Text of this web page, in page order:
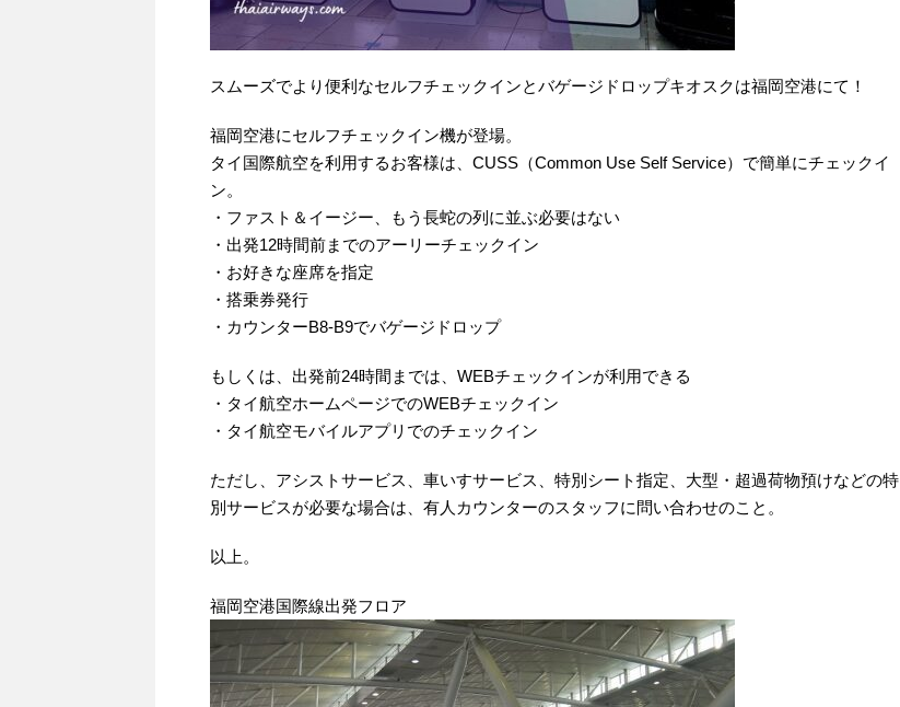
スムーズでより便利なセルフチェックインとバゲージドロップキオスクは福岡空港にて！
福岡空港にセルフチェックイン機が登場。
タイ国際航空を利用するお客様は、CUSS（Common Use Self Service）で簡単にチェックイ
ン。
・ファスト＆イージー、もう長蛇の列に並ぶ必要はない
・出発12時間前までのアーリーチェックイン
・お好きな座席を指定
・搭乗券発行
・カウンターB8-B9でバゲージドロップ
もしくは、出発前24時間までは、WEBチェックインが利用できる
・タイ航空ホームページでのWEBチェックイン
・タイ航空モバイルアプリでのチェックイン
ただし、アシストサービス、車いすサービス、特別シート指定、大型・超過荷物預けなどの特
別サービスが必要な場合は、有人カウンターのスタッフに問い合わせのこと。
以上。
福岡空港国際線出発フロア